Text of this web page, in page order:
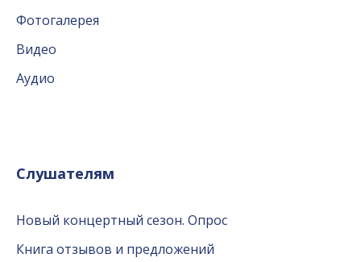
Фотогалерея
Видео
Аудио
Слушателям
Новый концертный сезон. Опрос
Книга отзывов и предложений